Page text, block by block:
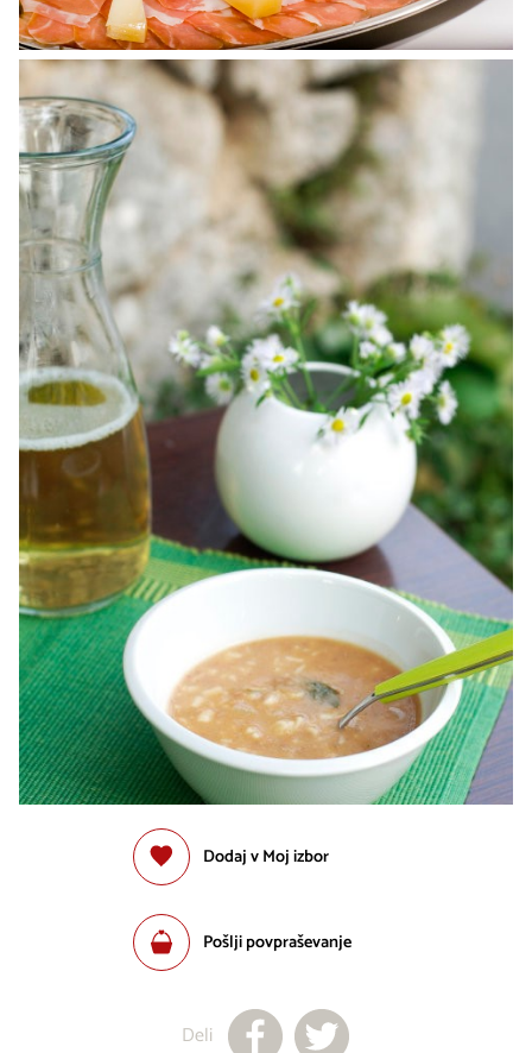
Dodaj v Moj izbor
Pošlji povpraševanje
Deli